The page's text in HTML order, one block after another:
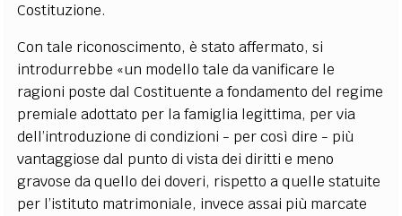
Costituzione.
Con tale riconoscimento, è stato affermato, si
introdurrebbe «un modello tale da vanificare le
ragioni poste dal Costituente a fondamento del regime
premiale adottato per la famiglia legittima, per via
dell’introduzione di condizioni - per così dire - più
vantaggiose dal punto di vista dei diritti e meno
gravose da quello dei doveri, rispetto a quelle statuite
per l’istituto matrimoniale, invece assai più marcate